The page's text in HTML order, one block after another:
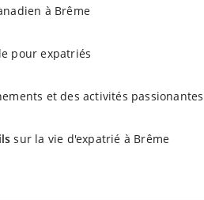
à Brême
pour expatriés
et des activités passionantes
sur la vie d'expatrié à Brême